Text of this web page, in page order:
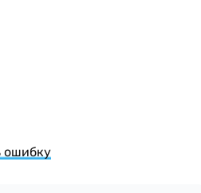
ошибку